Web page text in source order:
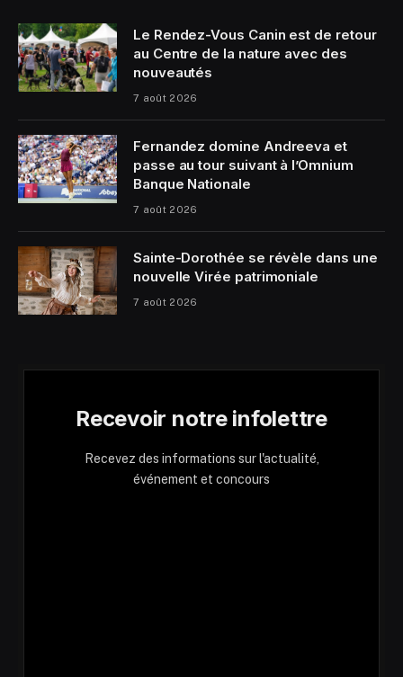
Le Rendez-Vous Canin est de retour
au Centre de la nature avec des
nouveautés
7 août 2026
Fernandez domine Andreeva et
passe au tour suivant à l’Omnium
Banque Nationale
7 août 2026
Sainte-Dorothée se révèle dans une
nouvelle Virée patrimoniale
7 août 2026
Recevoir notre infolettre
Recevez des informations sur l'actualité,
événement et concours